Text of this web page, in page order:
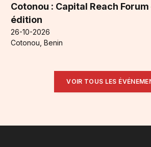
Cotonou : Capital Reach
édition
26-10-2026
Cotonou, Benin
VOIR TOUS LES